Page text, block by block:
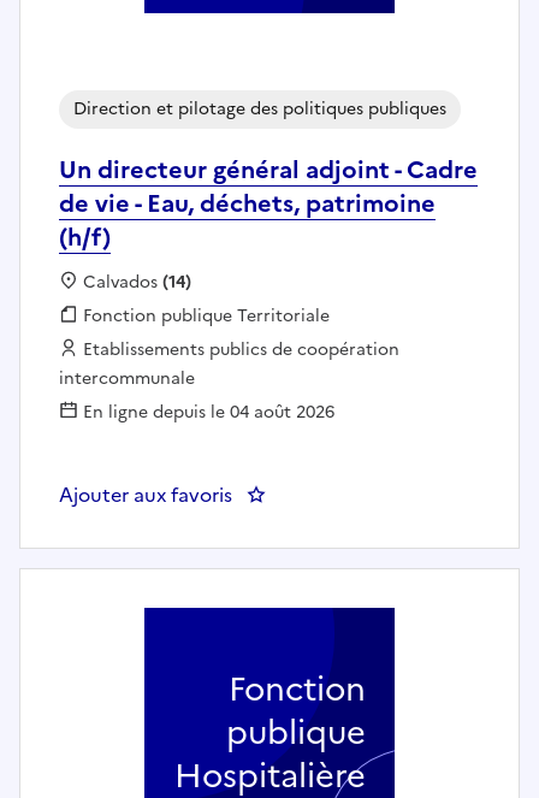
Un directeur général adjoint - Cadre
de vie - Eau, déchets, patrimoine
(h/f)
Direction et pilotage des politiques publiques
Localisation :
Calvados(14)
Fonction publique :
Fonction publique Territoriale
Employeur :
Etablissements publics de coopération
intercommunale
En ligne depuis le 04 août 2026
Ajouter aux favoris
Fonction
publique
Hospitalière